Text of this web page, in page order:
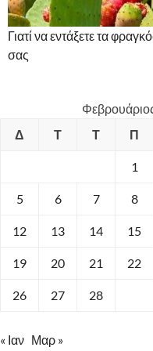
Γιατί να εντάξετε τα
σας
Δ
Τ Τ Π
1
5 6 7 8
12 13 14 15
19 20 21 22
26 27 28
« Ιαν Μαρ »